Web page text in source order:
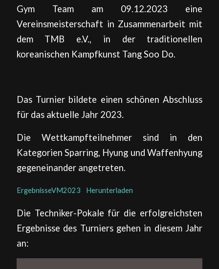
Gym Team am 09.12.2023 eine
Vereinsmeisterschaft in Zusammenarbeit mit
dem TMB e.V., in der traditionellen
koreanischen Kampfkunst Tang Soo Do.
Das Turnier bildete einen schönen Abschluss
für das aktuelle Jahr 2023.
Die Wettkampfteilnehmer sind in den
Kategorien Sparring, Hyung und Waffenhyung
gegeneinander angetreten.
ErgebnisseVM2023 Herunterladen
Die Techniker-Pokale für die erfolgreichsten
Ergebnisse des Turniers gehen in diesem Jahr
an: